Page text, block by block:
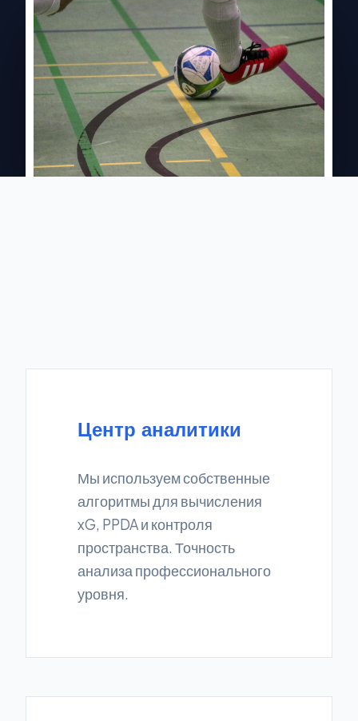
Центр аналитики
Мы используем собственные
алгоритмы для вычисления
xG, PPDA и контроля
пространства. Точность
анализа профессионального
уровня.